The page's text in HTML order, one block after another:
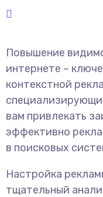
Повышение
интернете –
контекстной
вам привлекать
эффективно
в поисковых
Настройка
тщательный